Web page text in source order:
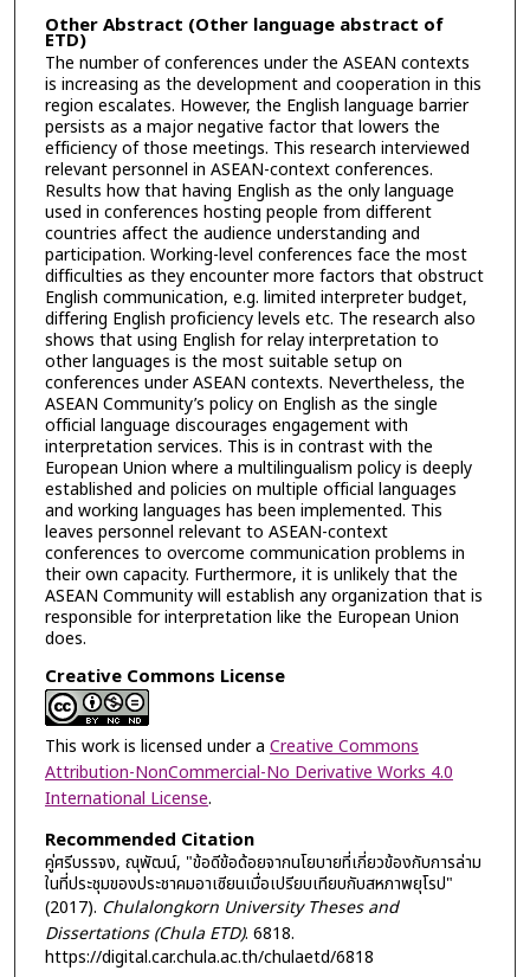
Other Abstract (Other language abstract of
ETD)
The number of conferences under the ASEAN contexts
is increasing as the development and cooperation in this
region escalates. However, the English language barrier
persists as a major negative factor that lowers the
efficiency of those meetings. This research interviewed
relevant personnel in ASEAN-context conferences.
Results how that having English as the only language
used in conferences hosting people from different
countries affect the audience understanding and
participation. Working-level conferences face the most
difficulties as they encounter more factors that obstruct
English communication, e.g. limited interpreter budget,
differing English proficiency levels etc. The research also
shows that using English for relay interpretation to
other languages is the most suitable setup on
conferences under ASEAN contexts. Nevertheless, the
ASEAN Community’s policy on English as the single
official language discourages engagement with
interpretation services. This is in contrast with the
European Union where a multilingualism policy is deeply
established and policies on multiple official languages
and working languages has been implemented. This
leaves personnel relevant to ASEAN-context
conferences to overcome communication problems in
their own capacity. Furthermore, it is unlikely that the
ASEAN Community will establish any organization that is
responsible for interpretation like the European Union
does.
Creative Commons License
This work is licensed under a Creative Commons
Attribution-NonCommercial-No Derivative Works 4.0
International License.
Recommended Citation
คู่ศรีบรรจง, ณุพัฒน์, "ข้อดีข้อด้อยจากนโยบายที่เกี่ยวข้องกับการล่าม
ในที่ประชุมของประชาคมอาเซียนเมื่อเปรียบเทียบกับสหภาพยุโรป"
(2017). Chulalongkorn University Theses and
Dissertations (Chula ETD). 6818.
https://digital.car.chula.ac.th/chulaetd/6818